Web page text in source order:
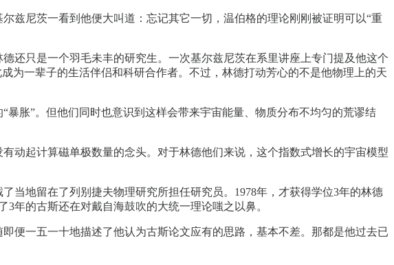
兹尼茨一看到他便大叫道：忘记其它一切，温伯格的理论刚刚被证明可以“重
还只是一个羽毛未丰的研究生。一次基尔兹尼茨在系里讲座上专门提及他这个
为一辈子的生活伴侣和科研合作者。不过，林德打动芳心的不是他物理上的天
胀”。但他们同时也意识到这样会带来宇宙能量、物质分布不均匀的荒谬结
动起计算磁单极数量的念头。对于林德他们来说，这个指数式增长的宇宙模型
当地留在了列别捷夫物理研究所担任研究员。1978年，才获得学位3年的林德
年的古斯还在对戴自海鼓吹的大统一理论嗤之以鼻。
便一五一十地描述了他认为古斯论文应有的思路，基本不差。那都是他过去已